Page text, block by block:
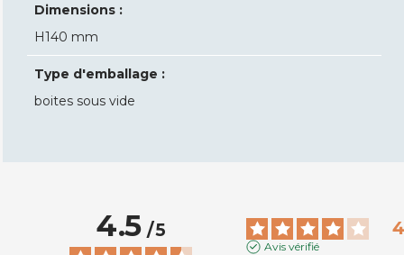
Dimensions :
H140 mm
Type d'emballage :
boites sous vide
4.5/5
Avis vérifié